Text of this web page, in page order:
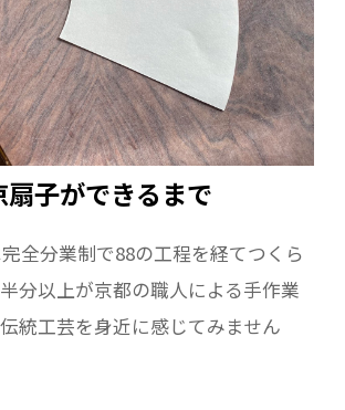
扇子ができるまで
全分業制で88の工程を経てつくら
分以上が京都の職人による手作業
統工芸を身近に感じてみません